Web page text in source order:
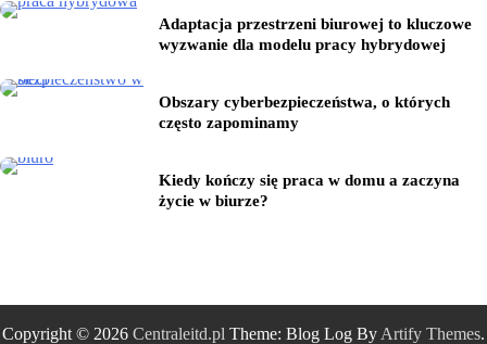
Adaptacja przestrzeni biurowej to kluczowe
wyzwanie dla modelu pracy hybrydowej
Obszary cyberbezpieczeństwa, o których
często zapominamy
Kiedy kończy się praca w domu a zaczyna
życie w biurze?
Copyright © 2026 Centraleitd.pl Theme: Blog Log By Artify Themes.